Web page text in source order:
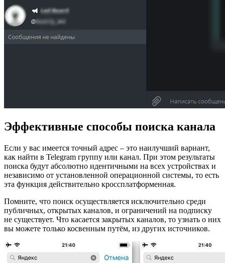
Эффективные способы поиска канала
Если у вас имеется точный адрес – это наилучший вариант,
как найти в Telegram группу или канал. При этом результаты
поиска будут абсолютно идентичными на всех устройствах и
независимо от установленной операционной системы, то есть
эта функция действительно кроссплатформенная.
Помните, что поиск осуществляется исключительно среди
публичных, открытых каналов, и ограничений на подписку
не существует. Что касается закрытых каналов, то узнать о них
вы можете только косвенным путём, из других источников.